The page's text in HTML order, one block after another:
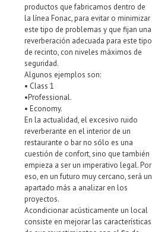
productos que fabricamos dentro de
la línea Fonac, para evitar o minimizar
este tipo de problemas y que fijan una
reverberación adecuada para este tipo
de recinto, con niveles máximos de
seguridad.
Algunos ejemplos son:
• Class 1
•Professional.
• Economy.
En la actualidad, el excesivo ruido
reverberante en el interior de un
restaurante o bar no sólo es una
cuestión de confort, sino que también
empieza a ser un imperativo legal. Por
eso, en un futuro muy cercano, será un
apartado más a analizar en los
proyectos.
Acondicionar acústicamente un local
consiste en mejorar las características